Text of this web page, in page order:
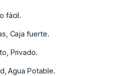
‌fácil.
‌Caja fuerte.
Privado.
‌Agua ‌Potable.